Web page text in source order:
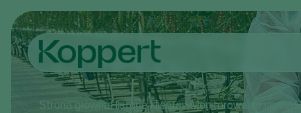
Strona głównaHistorie klientów Monitorowanie upraw